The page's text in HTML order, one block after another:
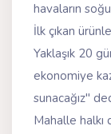
havaların
İlk çıkan
Yaklaşık 20
ekonomiye
sunacağız"
Mahalle halkı